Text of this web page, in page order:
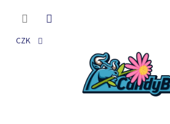
CZK